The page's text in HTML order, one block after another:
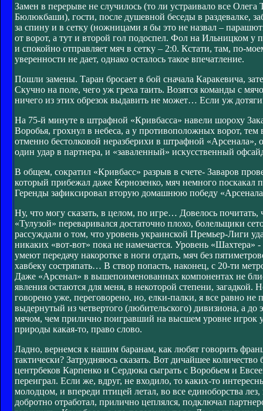
Замен в перерыве не случилось (то ли устраивало все
Бюлюкбаши), гости, после душевной беседы в раздевалке,
за спину и в сетку (ножницами я бы это не назвал –
от ворот, а тут и второй гол подоспел. Фол на Ильницком у
и спокойно отправляет мяч в сетку – 2:0. Кстати, там, по-
уверенности не дает, однако осталось такое впечатление.
Пошли замены. Таран бросает в бой сначала Каракевича,
Скучно на поле, чего уж греха таить. Возятся команды с
ничего из этих обрезок выдавить не может… Если уж
На 75-й минуте в штрафной «Кривбасса» навели шороху
Воробья, грохнул в небеса, а у противоположных ворот,
отменно бестолковой неразберихи в штрафной
один удар в партнера, и «заваленный» искусственный
В общем, сократил «Кривбасс» разрыв в счете- Заваров
который прибежал даже Кернозенко, мяч немного поскакал
Геренды зафиксировал вторую домашнюю победу
Ну, что могу сказать, в целом, по игре… Довелось
«Тулузой» переваривался достаточно плохо, болельщики
рассуждали о том, что уровень украинской Премьер-Лиги
никаких «вот-вот» пока не намечается. Уровень
умеют передачу накоротке в ноги отдать, мяч без
хавбеку состряпать… В створ попасть, наконец, с 20-ти
Даже «Арсенал» в вышепоименованных компонентах не
явления остаются для меня, в некоторой степени,
говорено уже, переговорено, но, елки-палки, я все равно
выдернутый из четвертого (любительского) дивизиона, а
мячом, чем прилично поигравший на высшем уровне игрок
природы какая-то, право слово.
Ладно, вернемся к нашим баранам, как любят говорить
тактически? Затрудняюсь сказать. Вот дичайшее
центрбеков Карпенко и Сердюка сыграть с Воробьем и
переиграл. Если же, вдруг, не входило, то каких-то
молодцом, и впереди птицей летал, во все единоборства
добротно отработал, прилично цеплялся, подключал